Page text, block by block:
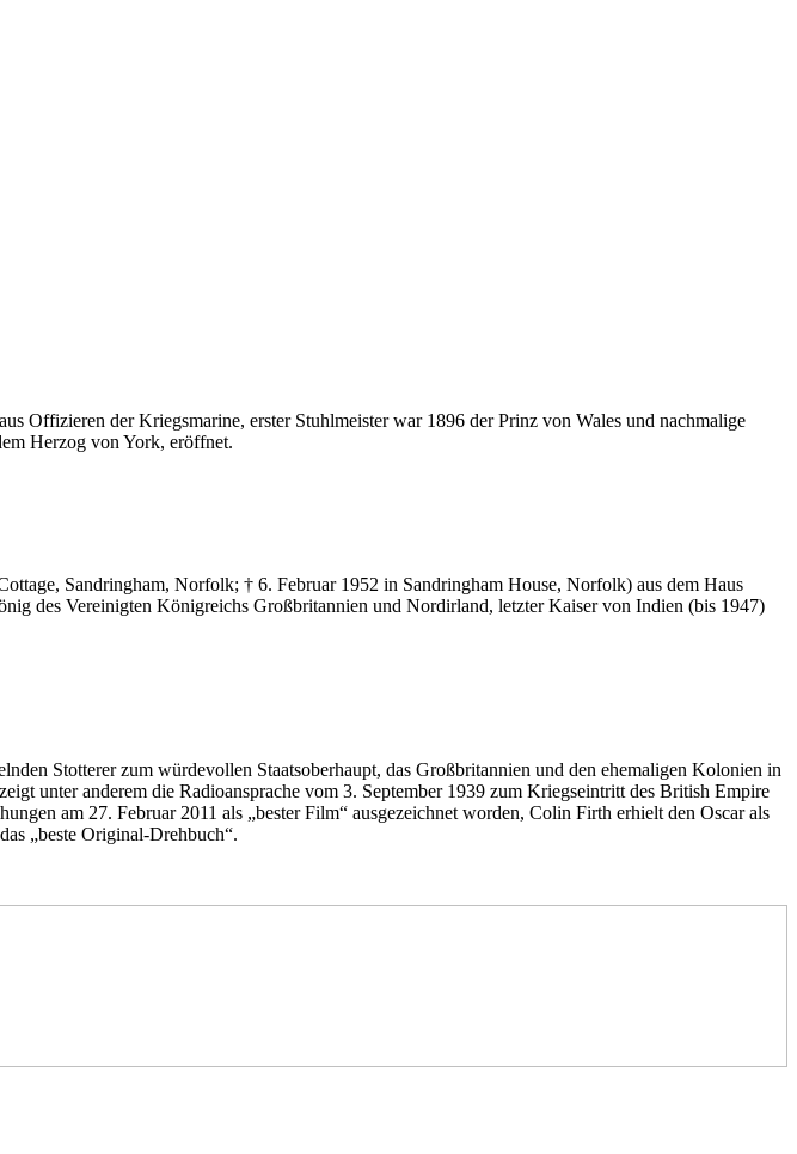
Offizieren der Kriegsmarine, erster Stuhlmeister war 1896 der Prinz von Wales und nachmalige
Herzog von York, eröffnet.
Sandringham, Norfolk; † 6. Februar 1952 in Sandringham House, Norfolk) aus dem Haus
des Vereinigten Königreichs Großbritannien und Nordirland, letzter Kaiser von Indien (bis 1947)
Stotterer zum würdevollen Staatsoberhaupt, das Großbritannien und den ehemaligen Kolonien in
unter anderem die Radioansprache vom 3. September 1939 zum Kriegseintritt des British Empire
am 27. Februar 2011 als „bester Film“ ausgezeichnet worden, Colin Firth erhielt den Oscar als
„beste Original-Drehbuch“.